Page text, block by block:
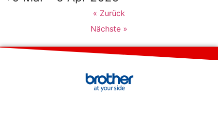
« Zurück
Nächste »